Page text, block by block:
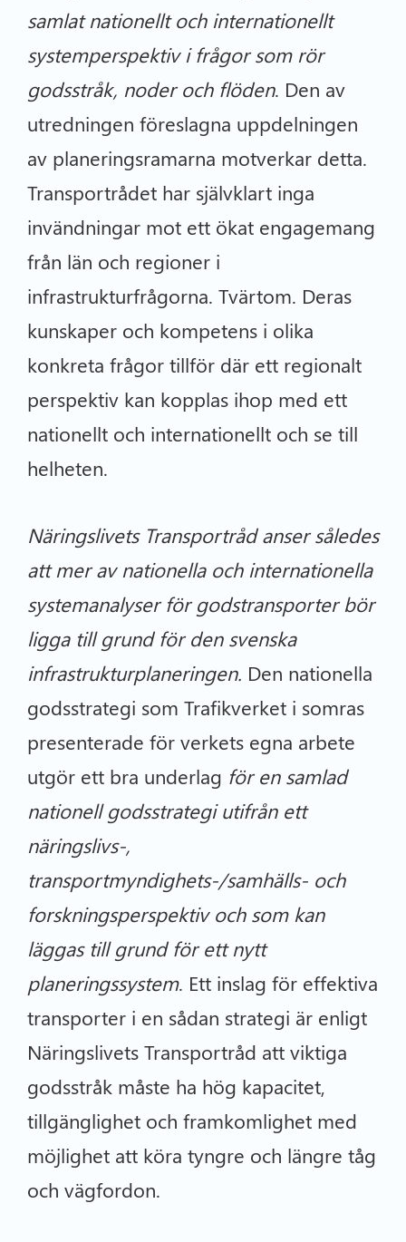
samlat nationellt och internationellt
systemperspektiv i frågor som rör
godsstråk, noder och flöden. Den av
utredningen föreslagna uppdelningen
av planeringsramarna motverkar detta.
Transportrådet har självklart inga
invändningar mot ett ökat engagemang
från län och regioner i
infrastrukturfrågorna. Tvärtom. Deras
kunskaper och kompetens i olika
konkreta frågor tillför där ett regionalt
perspektiv kan kopplas ihop med ett
nationellt och internationellt och se till
helheten.
Näringslivets Transportråd anser således
att mer av nationella och internationella
systemanalyser för godstransporter bör
ligga till grund för den svenska
infrastrukturplaneringen. Den nationella
godsstrategi som Trafikverket i somras
presenterade för verkets egna arbete
utgör ett bra underlag för en samlad
nationell godsstrategi utifrån ett
näringslivs-,
transportmyndighets-/samhälls- och
forskningsperspektiv och som kan
läggas till grund för ett nytt
planeringssystem. Ett inslag för effektiva
transporter i en sådan strategi är enligt
Näringslivets Transportråd att viktiga
godsstråk måste ha hög kapacitet,
tillgänglighet och framkomlighet med
möjlighet att köra tyngre och längre tåg
och vägfordon.